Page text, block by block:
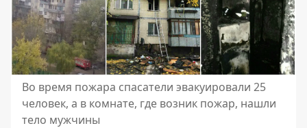
Во время пожара спасатели эвакуировали 25
человек, а в комнате, где возник пожар, нашли
тело мужчины